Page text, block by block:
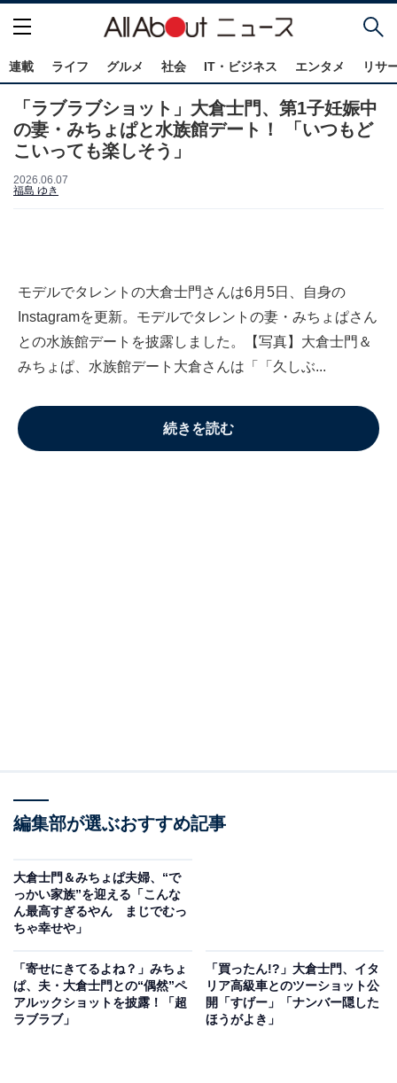
連載 ライフ グルメ 社会 IT・ビジネス エンタメ リサ
「ラブラブショット」大倉士門、第1子妊娠中
の妻・みちょぱと水族館デート！ 「いつもど
こいっても楽しそう」
2026.06.07
福島 ゆき
モデルでタレントの大倉士門さんは6月5日、自身の
Instagramを更新。モデルでタレントの妻・みちょぱさん
との水族館デートを披露しました。【写真】大倉士門＆
みちょぱ、水族館デート大倉さんは「「久しぶ...
続きを読む
編集部が選ぶおすすめ記事
大倉士門＆みちょぱ夫婦、“で
っかい家族”を迎える「こんな
ん最高すぎるやん まじでむっ
ちゃ幸せや」
「寄せにきてるよね？」みちょ
ぱ、夫・大倉士門との“偶然”ペ
アルックショットを披露！「超
ラブラブ」
「買ったん!?」大倉士門、イタ
リア高級車とのツーショット公
開「すげー」「ナンバー隠した
ほうがよき」